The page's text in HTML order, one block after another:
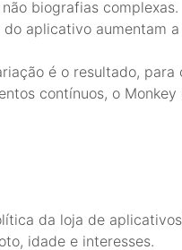
biografias complexas.
aplicativo aumentam
é o resultado, para
contínuos, o
da loja de
idade e interesses.